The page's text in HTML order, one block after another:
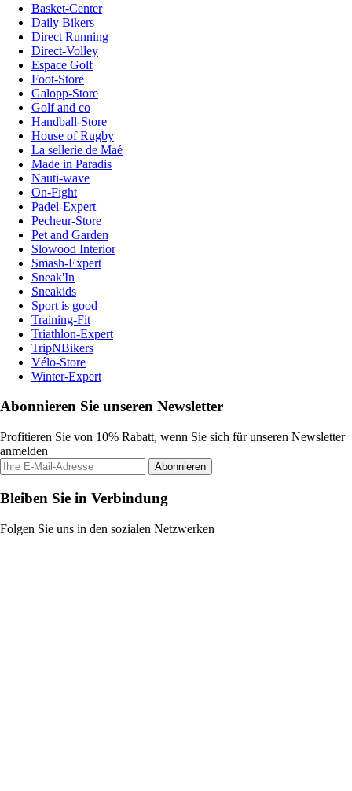
Basket-Center
Daily Bikers
Direct Running
Direct-Volley
Espace Golf
Foot-Store
Galopp-Store
Golf and co
Handball-Store
House of Rugby
La sellerie de Maé
Made in Paradis
Nauti-wave
On-Fight
Padel-Expert
Pecheur-Store
Pet and Garden
Slowood Interior
Smash-Expert
Sneak'In
Sneakids
Sport is good
Training-Fit
Triathlon-Expert
TripNBikers
Vélo-Store
Winter-Expert
Abonnieren Sie unseren Newsletter
Profitieren Sie von 10% Rabatt, wenn Sie sich für unseren Newsletter
anmelden
Abonnieren
Bleiben Sie in Verbindung
Folgen Sie uns in den sozialen Netzwerken